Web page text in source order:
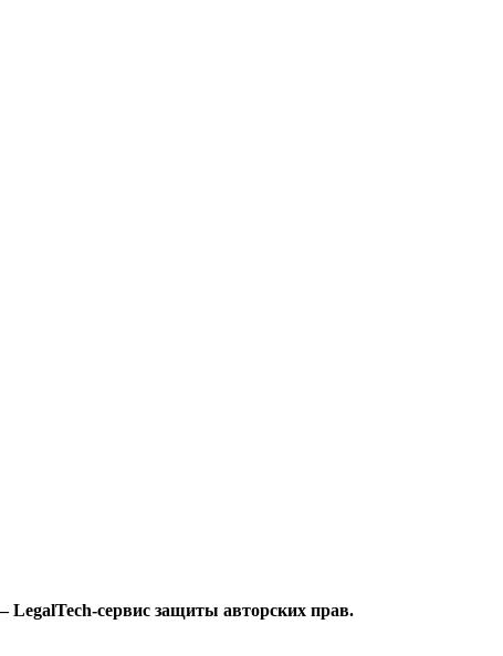
сервис защиты авторских прав.